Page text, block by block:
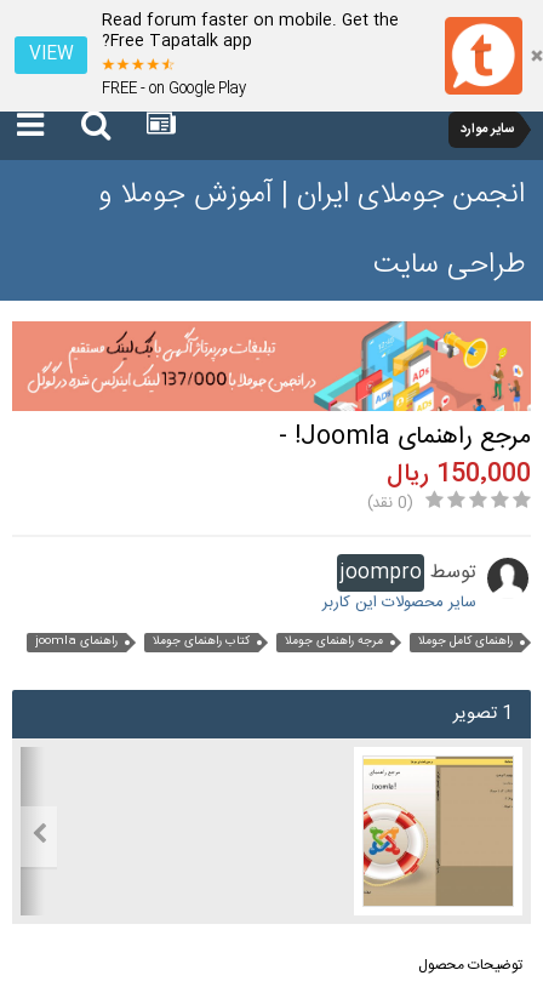
Read forum faster on mobile. Get the
Free Tapatalk app?
FREE - on Google Play
VIEW
سایر موارد
انجمن جوملای ایران | آموزش جوملا و
طراحی سایت
مرجع راهنمای Joomla! -
150٬000 ریال
(0 نقد)
توسط joompro
سایر محصولات این کاربر
راهنمای کامل جوملا مرجه راهنمای جوملا کتاب راهنمای جوملا راهنمای joomla
1 تصویر
توضیحات محصول